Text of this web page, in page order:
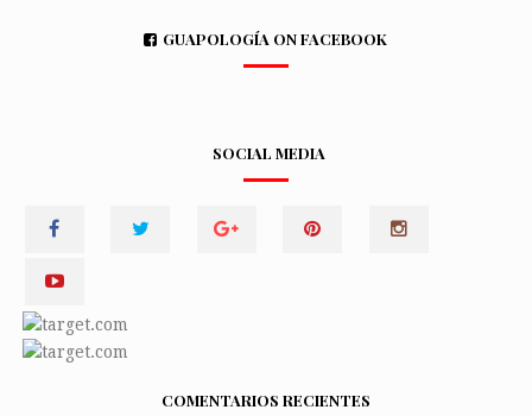
GUAPOLOGÍA ON FACEBOOK
SOCIAL MEDIA
COMENTARIOS RECIENTES